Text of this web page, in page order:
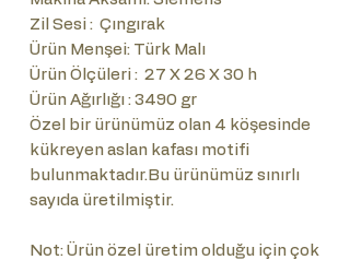
Zil Sesi : Çıngırak
Ürün Menşei: Türk Malı
Ürün Ölçüleri : 27 X 26 X 30 h
Ürün Ağırlığı : 3490 gr
Özel bir ürünümüz olan 4 köşesinde
kükreyen aslan kafası motifi
bulunmaktadır.Bu ürünümüz sınırlı
sayıda üretilmiştir.
Not: Ürün özel üretim olduğu için çok